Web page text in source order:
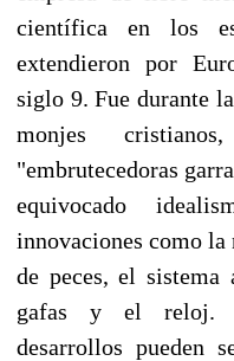
científica en los
extendieron por
siglo 9. Fue durante
monjes
"embrutecedoras
equivocado
innovaciones como
de peces, el sistema
gafas y el reloj.
desarrollos pueden